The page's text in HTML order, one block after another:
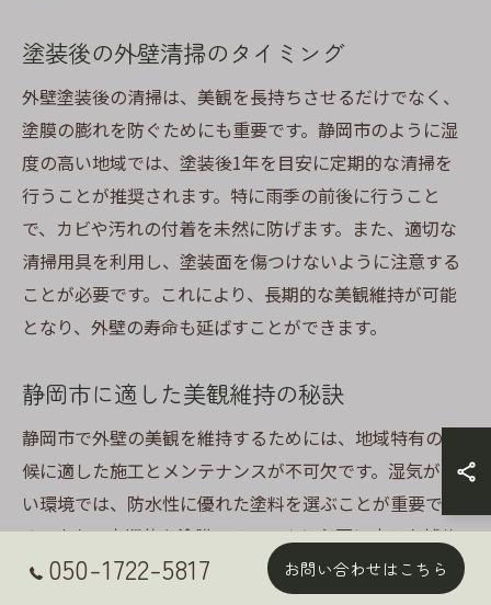
塗装後の外壁清掃のタイミング
外壁塗装後の清掃は、美観を長持ちさせるだけでなく、
塗膜の膨れを防ぐためにも重要です。静岡市のように湿
度の高い地域では、塗装後1年を目安に定期的な清掃を
行うことが推奨されます。特に雨季の前後に行うこと
で、カビや汚れの付着を未然に防げます。また、適切な
清掃用具を利用し、塗装面を傷つけないように注意する
ことが必要です。これにより、長期的な美観維持が可能
となり、外壁の寿命も延ばすことができます。
静岡市に適した美観維持の秘訣
静岡市で外壁の美観を維持するためには、地域特有の気
候に適した施工とメンテナンスが不可欠です。湿気が多
い環境では、防水性に優れた塗料を選ぶことが重要で
す。また、定期的な塗膜のチェックと必要に応じた補修
を行うことで、劣化を防ぎます。そして、外壁塗装の専
050-1722-5817 お問い合わせはこちら